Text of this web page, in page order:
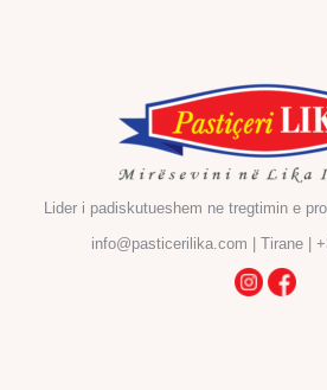
Lider i padiskutueshem ne tregtimin e
info@pasticerilika.com | Tirane |